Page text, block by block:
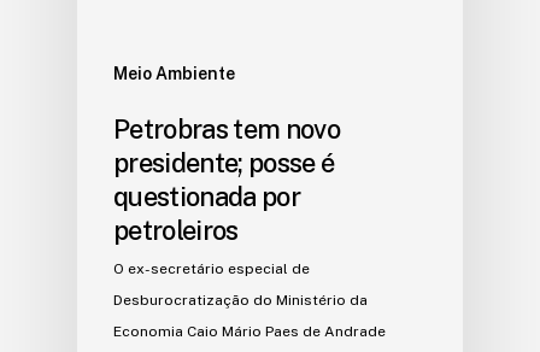
Meio Ambiente
Petrobras tem novo
presidente; posse é
questionada por
petroleiros
O ex-secretário especial de
Desburocratização do Ministério da
Economia Caio Mário Paes de Andrade